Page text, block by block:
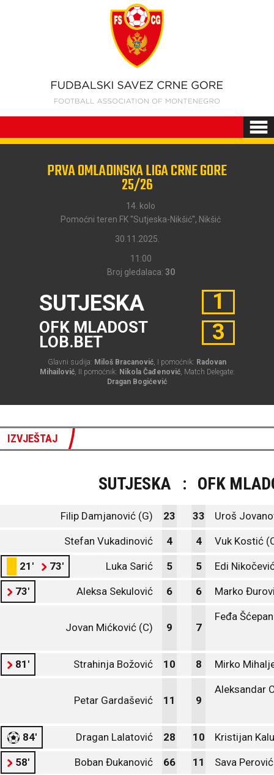
PRVA OMLADINSKA LIGA CRNE GORE
25/26
14. kolo
Pomoćni teren FK ''Sutjeska-Nikšić'', Nikšić
30.11.2025.
11:00
Broj gledalaca: 30
SUTJESKA
OFK MLADOST
LOB.BET
1
3
Glavni sudija: Miloš Bracanović, I pomoćnik: Radovan
Mihailović, II pomoćnik: Nikola Čađenović, Match Delegate:
Dragan Bogićević
IZVJEŠTAJ
SUTJESKA : OFK
Filip Damjanović (G) 23 33 Uroš
Stefan Vukadinović 4 4 Vuk Kostić
21' 73' Luka Sarić 5 5 Edi
73' Aleksa Sekulović 6 6 Marko
Jovan Mićković (C) 9 7
Feđa
81' Strahinja Božović 10 8 Mirko
Petar Gardašević 11 9
Aleksandar
84' Dragan Lalatović 28 10 Kristijan
58' Boban Đukanović 66 11 Sava Perović